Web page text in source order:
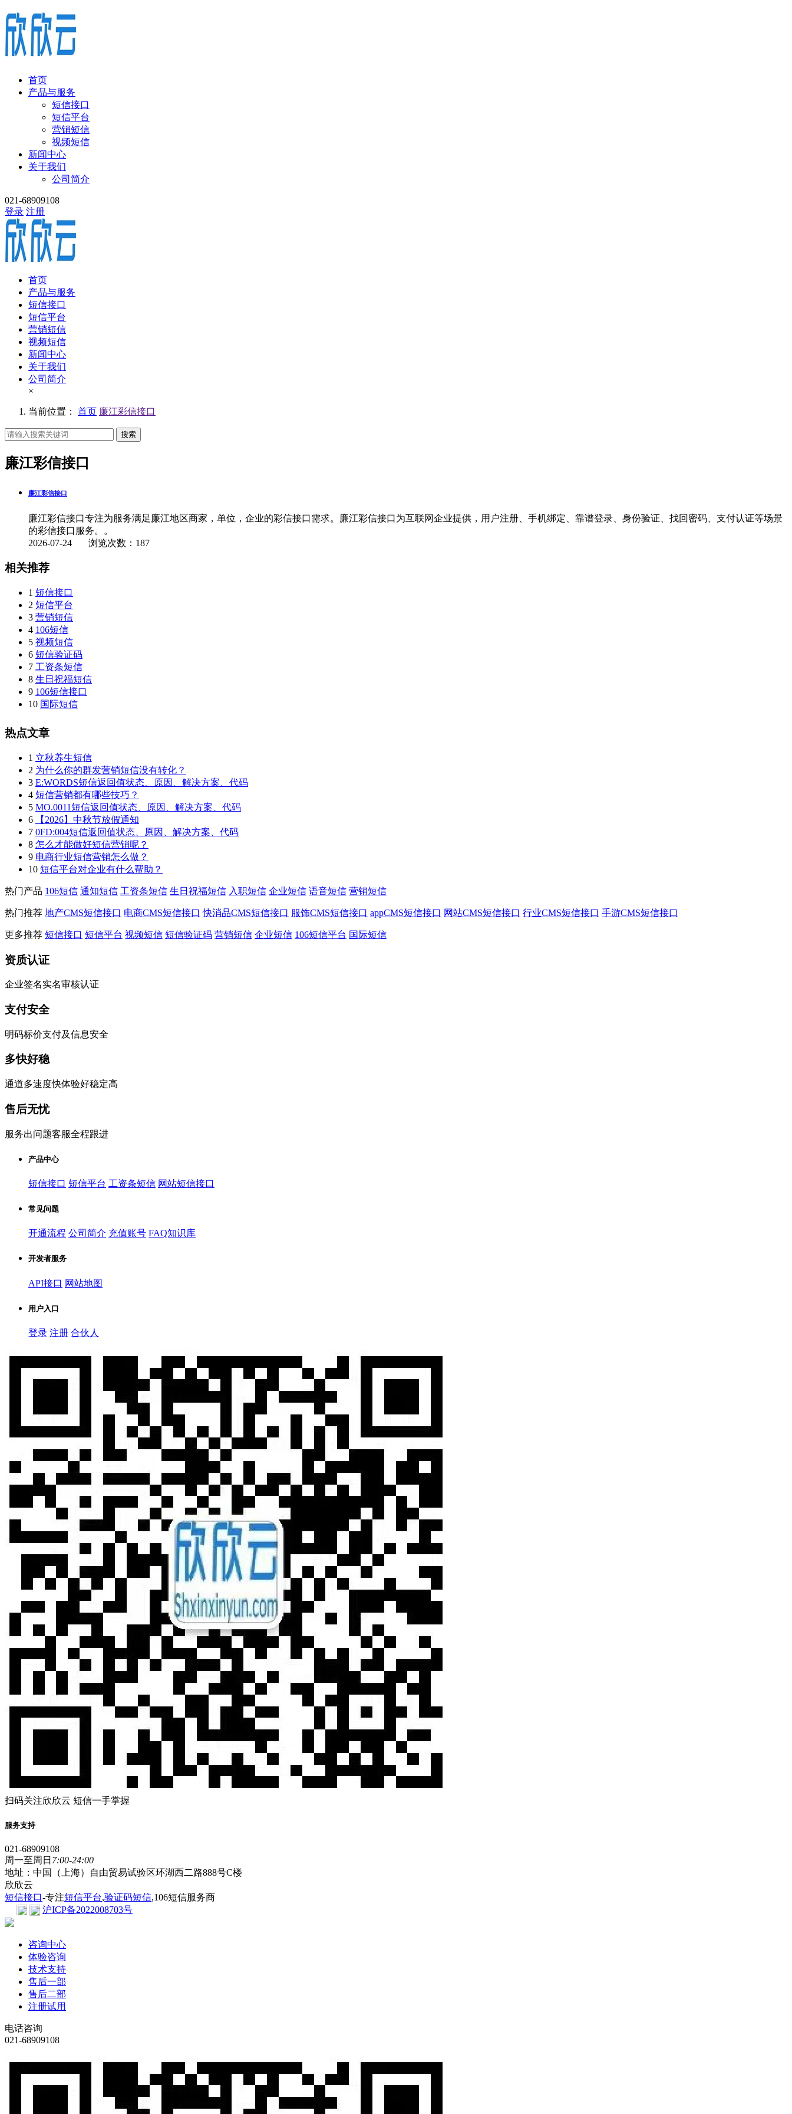
首页
产品与服务
短信接口
短信平台
营销短信
视频短信
新闻中心
关于我们
公司简介
021-68909108
登录 注册
首页
产品与服务
短信接口
短信平台
营销短信
视频短信
新闻中心
关于我们
公司简介
×
当前位置： 首页 廉江彩信接口
搜索
廉江彩信接口
廉江彩信接口
廉江彩信接口专注为服务满足廉江地区商家，单位，企业的彩信接口需求。廉江彩信接口为互联网企业提供，用户注册、手机绑定、靠谱登录、身份验证、找回密码、支付认证等场景
的彩信接口服务。。
2026-07-24 浏览次数：187
相关推荐
1 短信接口
2 短信平台
3 营销短信
4 106短信
5 视频短信
6 短信验证码
7 工资条短信
8 生日祝福短信
9 106短信接口
10 国际短信
热点文章
1 立秋养生短信
2 为什么你的群发营销短信没有转化？
3 E:WORDS短信返回值状态、原因、解决方案、代码
4 短信营销都有哪些技巧？
5 MO.0011短信返回值状态、原因、解决方案、代码
6
【2026】中秋节放假通知
7 0FD:004短信返回值状态、原因、解决方案、代码
8 怎么才能做好短信营销呢？
9 电商行业短信营销怎么做？
10 短信平台对企业有什么帮助？
热门产品 106短信 通知短信 工资条短信 生日祝福短信 入职短信 企业短信 语音短信 营销短信
热门推荐 地产CMS短信接口 电商CMS短信接口 快消品CMS短信接口 服饰CMS短信接口 appCMS短信接口 网站CMS短信接口 行业CMS短信接口 手游CMS短信接口
更多推荐 短信接口 短信平台 视频短信 短信验证码 营销短信 企业短信 106短信平台 国际短信
资质认证
企业签名实名审核认证
支付安全
明码标价支付及信息安全
多快好稳
通道多速度快体验好稳定高
售后无忧
服务出问题客服全程跟进
产品中心
短信接口 短信平台 工资条短信 网站短信接口
常见问题
开通流程 公司简介 充值账号 FAQ知识库
开发者服务
API接口 网站地图
用户入口
登录 注册 合伙人
扫码关注欣欣云 短信一手掌握
服务支持
021-68909108
周一至周日 7:00-24:00
地址：中国（上海）自由贸易试验区环湖西二路888号C楼
欣欣云
短信接口-专注短信平台,验证码短信,106短信服务商
沪ICP备2022008703号
咨询中心
体验咨询
技术支持
售后一部
售后二部
注册试用
电话咨询
021-68909108